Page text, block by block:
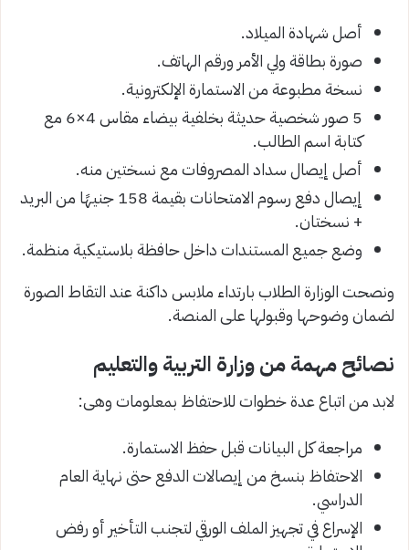
أصل شهادة الميلاد.
صورة بطاقة ولي الأمر ورقم الهاتف.
نسخة مطبوعة من الاستمارة الإلكترونية.
5 صور شخصية حديثة بخلفية بيضاء مقاس 4×6 مع
كتابة اسم الطالب.
أصل إيصال سداد المصروفات مع نسختين منه.
إيصال دفع رسوم الامتحانات بقيمة 158 جنيهًا من البريد
+ نسختان.
وضع جميع المستندات داخل حافظة بلاستيكية منظمة.
ونصحت الوزارة الطلاب بارتداء ملابس داكنة عند التقاط الصورة
لضمان وضوحها وقبولها على المنصة.
نصائح مهمة من وزارة التربية والتعليم
لابد من اتباع عدة خطوات للاحتفاظ بمعلومات وهى:
مراجعة كل البيانات قبل حفظ الاستمارة.
الاحتفاظ بنسخ من إيصالات الدفع حتى نهاية العام
الدراسي.
الإسراع في تجهيز الملف الورقي لتجنب التأخير أو رفض